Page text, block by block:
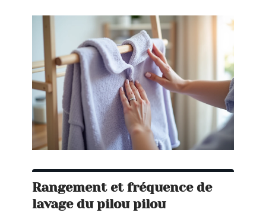
Rangement et fréquence de
lavage du pilou pilou